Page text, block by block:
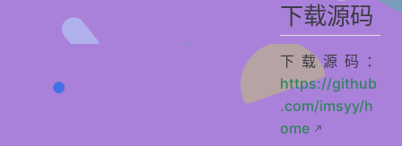
下载源码
下载源码：
https://github
.com/imsyy/h
ome